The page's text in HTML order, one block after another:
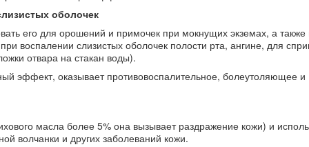
оболочек
его для орошений и примочек при мокнущих экземах, а
воспалении слизистых оболочек полости рта, ангине, для
отвара на стакан воды).
эффект, оказывает противовоспалительное, болеутоляющее и
масла более 5% она вызывает раздражение кожи) и
волчанки и других заболеваний кожи.